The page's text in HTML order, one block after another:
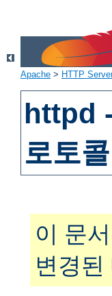
Apache > HTTP
httpd
로토
이 문
변경